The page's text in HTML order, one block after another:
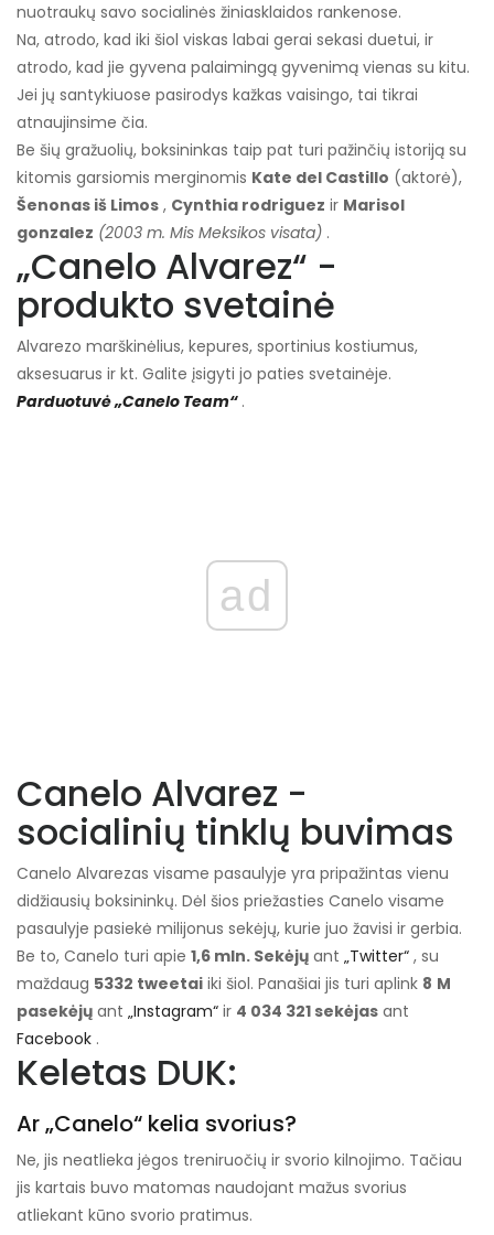
nuotraukų savo socialinės žiniasklaidos rankenose.
Na, atrodo, kad iki šiol viskas labai gerai sekasi duetui, ir
atrodo, kad jie gyvena palaimingą gyvenimą vienas su kitu.
Jei jų santykiuose pasirodys kažkas vaisingo, tai tikrai
atnaujinsime čia.
Be šių gražuolių, boksininkas taip pat turi pažinčių istoriją su
kitomis garsiomis merginomis Kate del Castillo (aktorė),
Šenonas iš Limos , Cynthia rodriguez ir Marisol
gonzalez (2003 m. Mis Meksikos visata) .
„Canelo Alvarez“ -
produkto svetainė
Alvarezo marškinėlius, kepures, sportinius kostiumus,
aksesuarus ir kt. Galite įsigyti jo paties svetainėje.
Parduotuvė „Canelo Team“ .
ad
Canelo Alvarez -
socialinių tinklų buvimas
Canelo Alvarezas visame pasaulyje yra pripažintas vienu
didžiausių boksininkų. Dėl šios priežasties Canelo visame
pasaulyje pasiekė milijonus sekėjų, kurie juo žavisi ir gerbia.
Be to, Canelo turi apie 1,6 mln. Sekėjų ant „Twitter“ , su
maždaug 5332 tweetai iki šiol. Panašiai jis turi aplink 8 M
pasekėjų ant „Instagram“ ir 4 034 321 sekėjas ant
Facebook .
Keletas DUK:
Ar „Canelo“ kelia svorius?
Ne, jis neatlieka jėgos treniruočių ir svorio kilnojimo. Tačiau
jis kartais buvo matomas naudojant mažus svorius
atliekant kūno svorio pratimus.